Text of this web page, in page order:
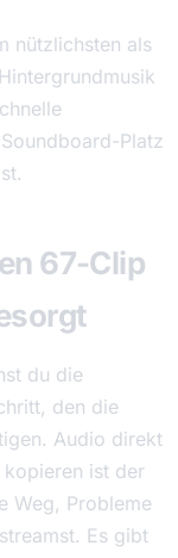
nützlichsten als
Platz
67-Clip
du die
den die
Audio direkt
kopieren ist der
Weg, Probleme
Es gibt